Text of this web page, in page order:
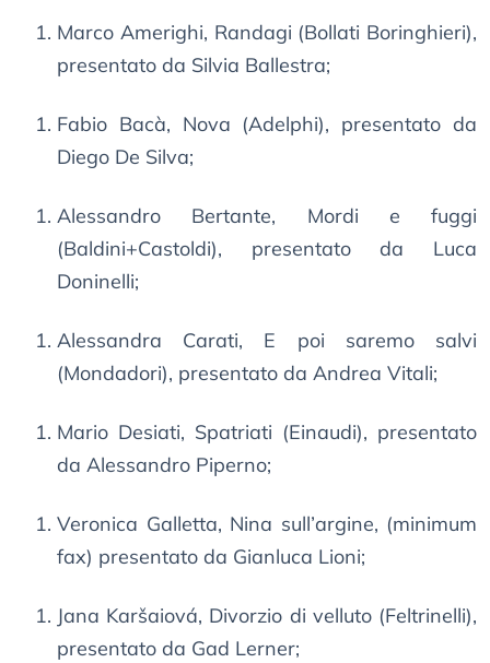
Marco Amerighi, Randagi (Bollati Boringhieri),
presentato da Silvia Ballestra;
Fabio Bacà, Nova (Adelphi), presentato da
Diego De Silva;
Alessandro Bertante, Mordi e fuggi
(Baldini+Castoldi), presentato da Luca
Doninelli;
Alessandra Carati, E poi saremo salvi
(Mondadori), presentato da Andrea Vitali;
Mario Desiati, Spatriati (Einaudi), presentato
da Alessandro Piperno;
Veronica Galletta, Nina sull’argine, (minimum
fax) presentato da Gianluca Lioni;
Jana Karšaiová, Divorzio di velluto (Feltrinelli),
presentato da Gad Lerner;